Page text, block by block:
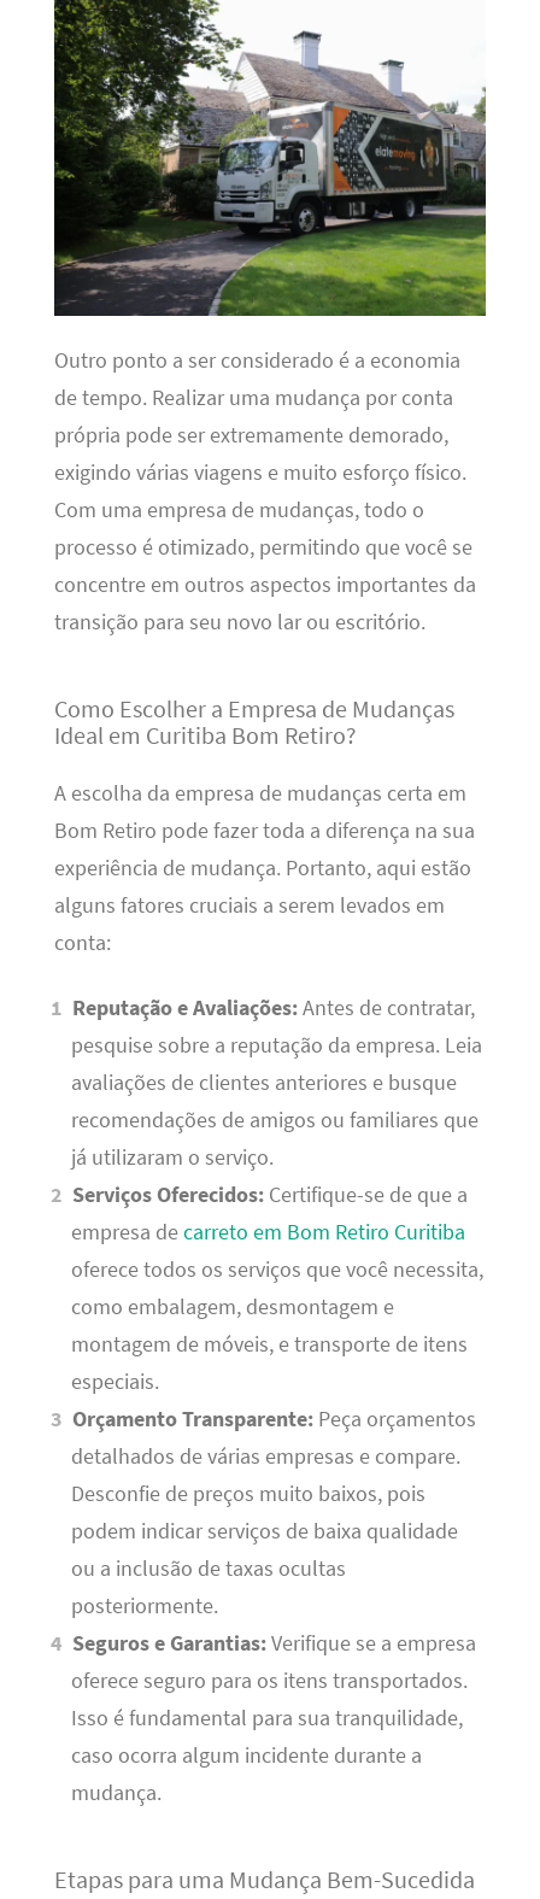
Outro ponto a ser considerado é a economia
de tempo. Realizar uma mudança por conta
própria pode ser extremamente demorado,
exigindo várias viagens e muito esforço físico.
Com uma empresa de mudanças, todo o
processo é otimizado, permitindo que você se
concentre em outros aspectos importantes da
transição para seu novo lar ou escritório.
Como Escolher a Empresa de Mudanças
Ideal em Curitiba Bom Retiro?
A escolha da empresa de mudanças certa em
Bom Retiro pode fazer toda a diferença na sua
experiência de mudança. Portanto, aqui estão
alguns fatores cruciais a serem levados em
conta:
Reputação e Avaliações:Antes de contratar,
pesquise sobre a reputação da empresa. Leia
avaliações de clientes anteriores e busque
recomendações de amigos ou familiares que
já utilizaram o serviço.
Serviços Oferecidos: Certifique-se de que a
empresa decarreto em Bom Retiro Curitiba
oferece todos os serviços que você necessita,
como embalagem, desmontagem e
montagem de móveis, e transporte de itens
especiais.
Orçamento Transparente: Peça orçamentos
detalhados de várias empresas e compare.
Desconfie de preços muito baixos, pois
podem indicar serviços de baixa qualidade
ou a inclusão de taxas ocultas
posteriormente.
Seguros e Garantias:Verifique se a empresa
oferece seguro para os itens transportados.
Isso é fundamental para sua tranquilidade,
caso ocorra algum incidente durante a
mudança.
Etapas para uma Mudança Bem-Sucedida